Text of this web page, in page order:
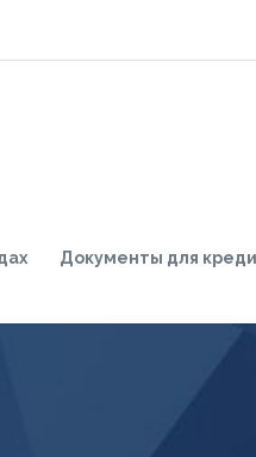
Документы для